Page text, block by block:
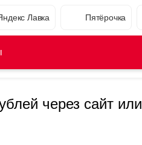
Лавка Пятёрочка
через сайт или